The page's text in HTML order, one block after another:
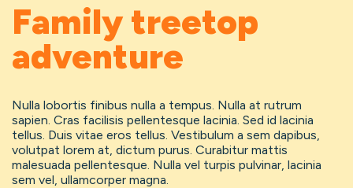
Family treetop
adventure
Nulla lobortis finibus nulla a tempus. Nulla at rutrum
sapien. Cras facilisis pellentesque lacinia. Sed id lacinia
tellus. Duis vitae eros tellus. Vestibulum a sem dapibus,
volutpat lorem at, dictum purus. Curabitur mattis
malesuada pellentesque. Nulla vel turpis pulvinar, lacinia
sem vel, ullamcorper magna.